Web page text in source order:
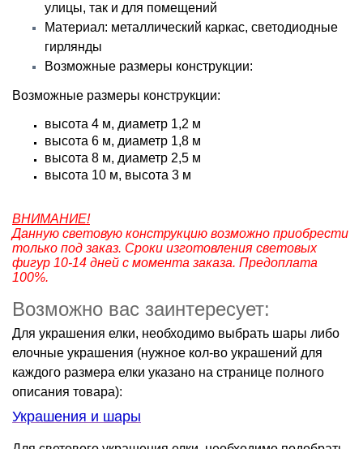
улицы, так и для помещений
Материал: металлический каркас, светодиодные
гирлянды
Возможные размеры конструкции:
Возможные размеры конструкции:
высота 4 м, диаметр 1,2 м
высота 6 м, диаметр 1,8 м
высота 8 м, диаметр 2,5 м
высота 10 м, высота 3 м
ВНИМАНИЕ!
Данную световую конструкцию возможно приобрести
только под заказ. Сроки изготовления световых
фигур 10-14 дней с момента заказа. Предоплата
100%.
Возможно вас заинтересует:
Для украшения елки, необходимо выбрать шары либо
елочные украшения (нужное кол-во украшений для
каждого размера елки указано на странице полного
описания товара):
Украшения и шары